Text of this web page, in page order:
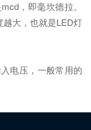
，即毫坎德拉。
大，也就是LED灯
电压，一般常用的